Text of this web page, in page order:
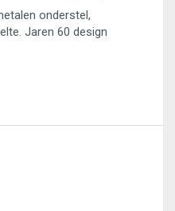
onderstel,
Jaren 60 design